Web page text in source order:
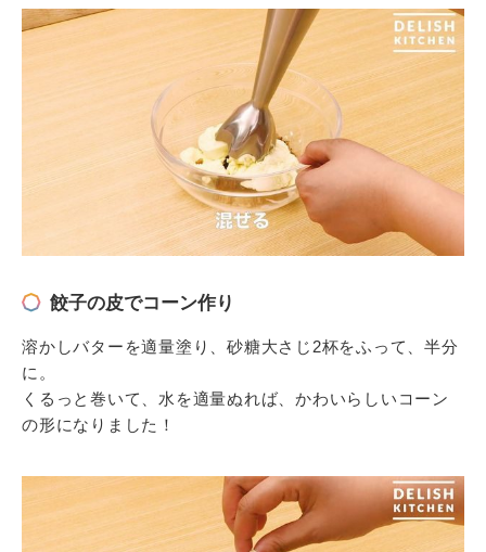
餃子の皮でコーン作り
溶かしバターを適量塗り、砂糖大さじ2杯をふって、半分
に。
くるっと巻いて、水を適量ぬれば、かわいらしいコーン
の形になりました！